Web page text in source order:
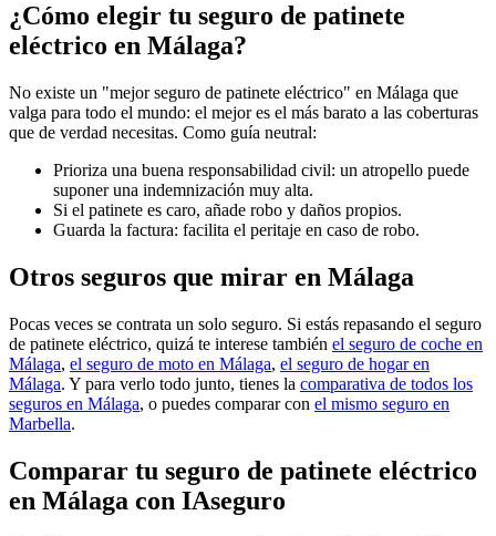
¿Cómo elegir tu seguro de patinete
eléctrico en Málaga?
No existe un "mejor seguro de patinete eléctrico" en Málaga que
valga para todo el mundo: el mejor es el más barato a las coberturas
que de verdad necesitas. Como guía neutral:
Prioriza una buena responsabilidad civil: un atropello puede
suponer una indemnización muy alta.
Si el patinete es caro, añade robo y daños propios.
Guarda la factura: facilita el peritaje en caso de robo.
Otros seguros que mirar en Málaga
Pocas veces se contrata un solo seguro. Si estás repasando el seguro
de patinete eléctrico, quizá te interese también el seguro de coche en
Málaga, el seguro de moto en Málaga, el seguro de hogar en
Málaga. Y para verlo todo junto, tienes la comparativa de todos los
seguros en Málaga, o puedes comparar con el mismo seguro en
Marbella.
Comparar tu seguro de patinete eléctrico
en Málaga con IAseguro